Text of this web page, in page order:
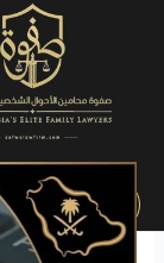
التصنيفات
الكتروني في السعودية
تم تسهيل العديد
ومن بينها إمكانية
الوقت والجهد على